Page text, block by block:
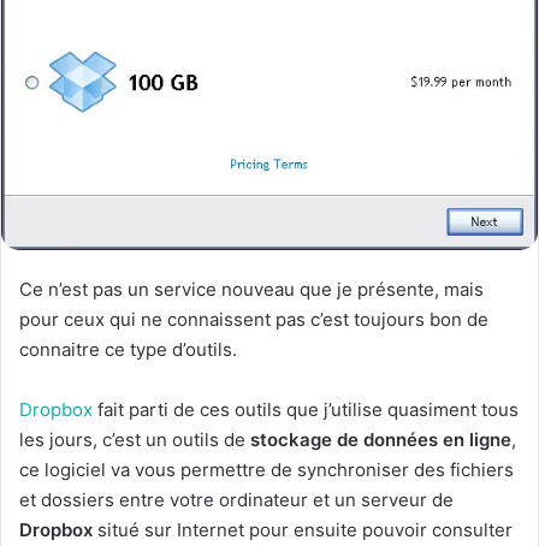
Ce n’est pas un service nouveau que je présente, mais
pour ceux qui ne connaissent pas c’est toujours bon de
connaitre ce type d’outils.
Dropbox fait parti de ces outils que j’utilise quasiment tous
les jours, c’est un outils de stockage de données en ligne,
ce logiciel va vous permettre de synchroniser des fichiers
et dossiers entre votre ordinateur et un serveur de
Dropbox situé sur Internet pour ensuite pouvoir consulter